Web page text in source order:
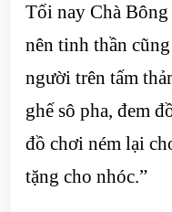
Tối nay Chà
nên tinh thần
người trên tấm
ghế sô pha, đem
đồ chơi ném lại
tặng cho nhóc.”